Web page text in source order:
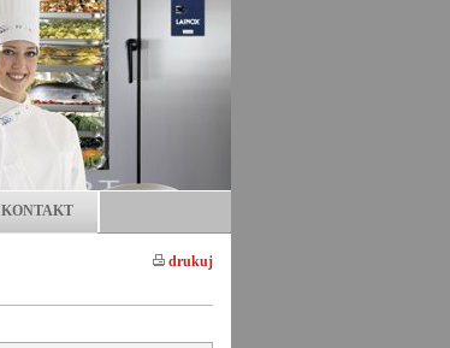
KONTAKT
drukuj